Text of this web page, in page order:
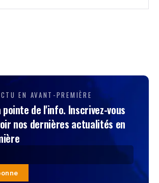
EN AVANT-PREMIÈRE
pointe de l'info. Inscrivez-vous
nos dernières actualités en